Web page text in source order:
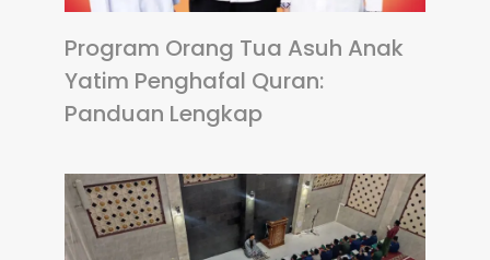
Program Orang Tua Asuh Anak
Yatim Penghafal Quran:
Panduan Lengkap